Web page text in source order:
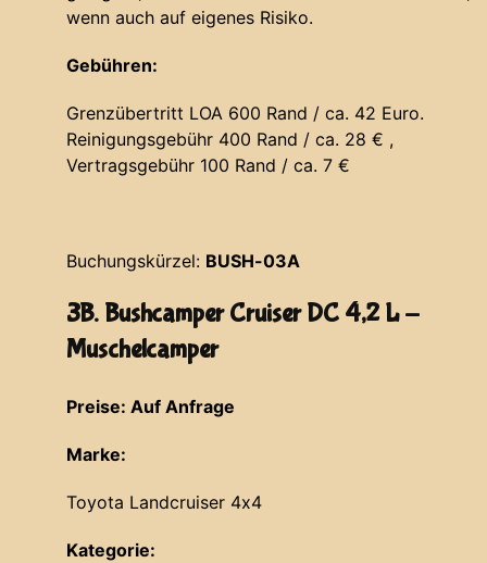
wenn auch auf eigenes Risiko.
Gebühren:
Grenzübertritt LOA 600 Rand / ca. 42 Euro.
Reinigungsgebühr 400 Rand / ca. 28 € ,
Vertragsgebühr 100 Rand / ca. 7 €
Buchungskürzel: BUSH-03A
3B. Bushcamper Cruiser DC 4,2 L -
Muschelcamper
Preise: Auf Anfrage
Marke:
Toyota Landcruiser 4x4
Kategorie: